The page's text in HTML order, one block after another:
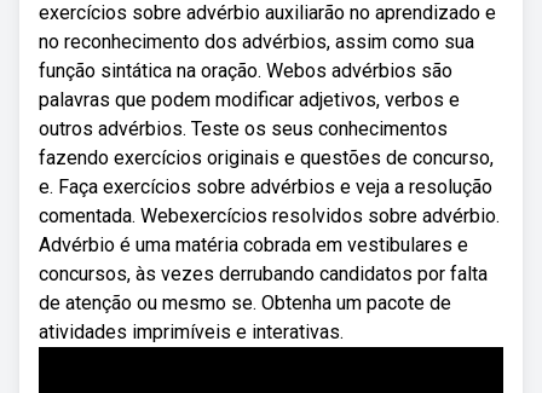
exercícios sobre advérbio auxiliarão no aprendizado e
no reconhecimento dos advérbios, assim como sua
função sintática na oração. Webos advérbios são
palavras que podem modificar adjetivos, verbos e
outros advérbios. Teste os seus conhecimentos
fazendo exercícios originais e questões de concurso,
e. Faça exercícios sobre advérbios e veja a resolução
comentada. Webexercícios resolvidos sobre advérbio.
Advérbio é uma matéria cobrada em vestibulares e
concursos, às vezes derrubando candidatos por falta
de atenção ou mesmo se. Obtenha um pacote de
atividades imprimíveis e interativas.